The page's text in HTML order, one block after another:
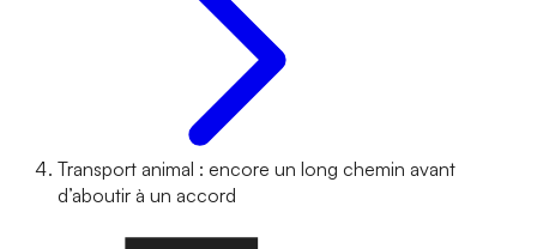
Transport animal : encore un long chemin avant
d’aboutir à un accord